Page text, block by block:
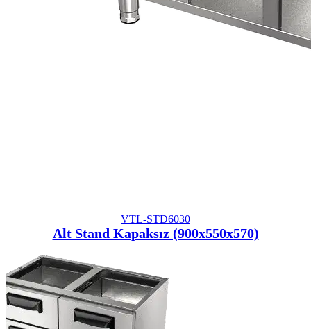
VTL-STD6030
Alt Stand Kapaksız (900x550x570)